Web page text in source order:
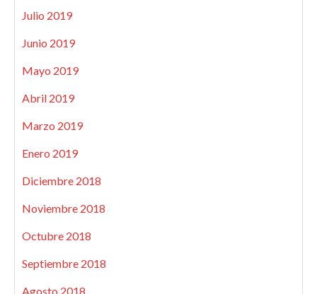
Julio 2019
Junio 2019
Mayo 2019
Abril 2019
Marzo 2019
Enero 2019
Diciembre 2018
Noviembre 2018
Octubre 2018
Septiembre 2018
Agosto 2018